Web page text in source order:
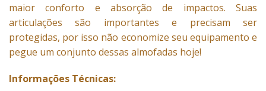
maior conforto e absorção de impactos. Suas
articulações são importantes e precisam ser
protegidas, por isso não economize seu equipamento e
pegue um conjunto dessas almofadas hoje!
Informações Técnicas: